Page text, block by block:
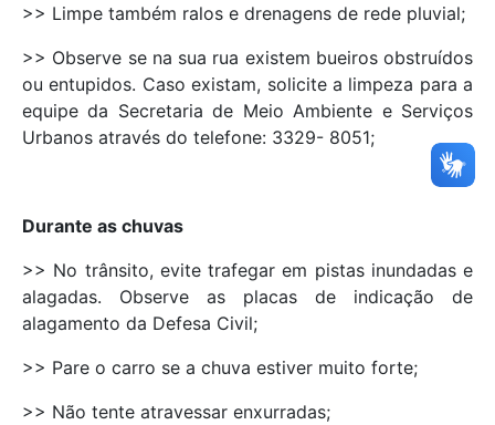
>> Limpe também ralos e drenagens de rede pluvial;
>> Observe se na sua rua existem bueiros obstruídos
ou entupidos. Caso existam, solicite a limpeza para a
equipe da Secretaria de Meio Ambiente e Serviços
Urbanos através do telefone: 3329- 8051;
Durante as chuvas
>> No trânsito, evite trafegar em pistas inundadas e
alagadas. Observe as placas de indicação de
alagamento da Defesa Civil;
>> Pare o carro se a chuva estiver muito forte;
>> Não tente atravessar enxurradas;